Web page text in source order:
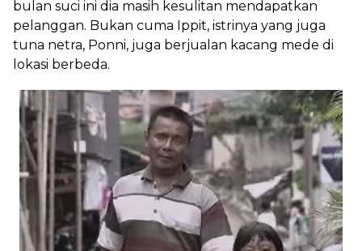
bulan suci ini dia masih kesulitan mendapatkan
pelanggan. Bukan cuma Ippit, istrinya yang juga
tuna netra, Ponni, juga berjualan kacang mede di
lokasi berbeda.